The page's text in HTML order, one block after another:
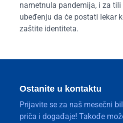
nametnula pandemija, i za
ubeđenju da će postati lekar
zaštite identiteta.
Ostanite u kontaktu
Prijavite se za naš mesečni
priča i događaje! Takođe